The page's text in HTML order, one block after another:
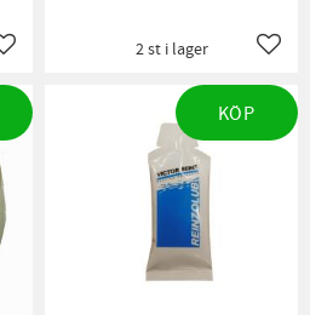
Lägg till i favoriter2 st i lager
KÖP